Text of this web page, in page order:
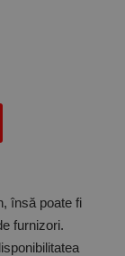
însă poate fi
furnizori.